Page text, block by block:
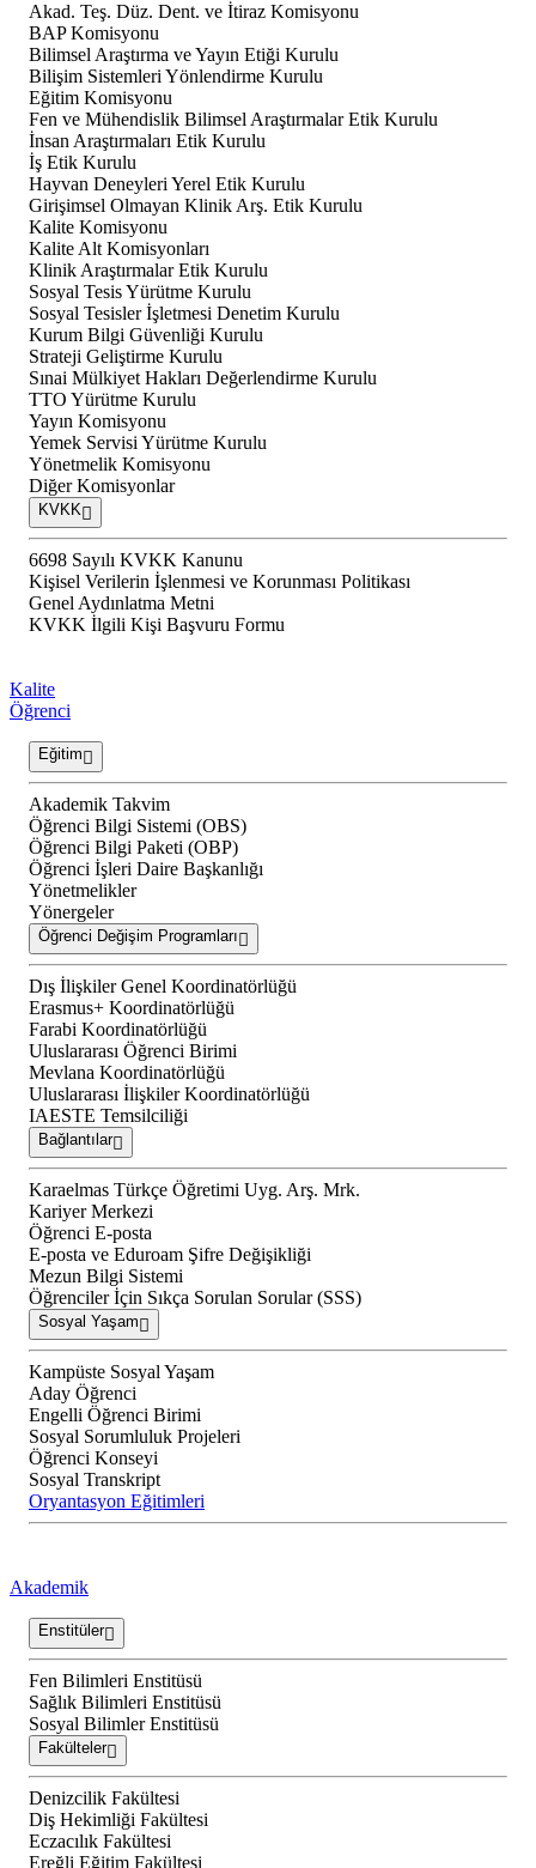
Akad. Teş. Düz. Dent. ve İtiraz Komisyonu
BAP Komisyonu
Bilimsel Araştırma ve Yayın Etiği Kurulu
Bilişim Sistemleri Yönlendirme Kurulu
Eğitim Komisyonu
Fen ve Mühendislik Bilimsel Araştırmalar Etik Kurulu
İnsan Araştırmaları Etik Kurulu
İş Etik Kurulu
Hayvan Deneyleri Yerel Etik Kurulu
Girişimsel Olmayan Klinik Arş. Etik Kurulu
Kalite Komisyonu
Kalite Alt Komisyonları
Klinik Araştırmalar Etik Kurulu
Sosyal Tesis Yürütme Kurulu
Sosyal Tesisler İşletmesi Denetim Kurulu
Kurum Bilgi Güvenliği Kurulu
Strateji Geliştirme Kurulu
Sınai Mülkiyet Hakları Değerlendirme Kurulu
TTO Yürütme Kurulu
Yayın Komisyonu
Yemek Servisi Yürütme Kurulu
Yönetmelik Komisyonu
Diğer Komisyonlar
KVKK
6698 Sayılı KVKK Kanunu
Kişisel Verilerin İşlenmesi ve Korunması Politikası
Genel Aydınlatma Metni
KVKK İlgili Kişi Başvuru Formu
Kalite
Öğrenci
Eğitim
Akademik Takvim
Öğrenci Bilgi Sistemi (OBS)
Öğrenci Bilgi Paketi (OBP)
Öğrenci İşleri Daire Başkanlığı
Yönetmelikler
Yönergeler
Öğrenci Değişim Programları
Dış İlişkiler Genel Koordinatörlüğü
Erasmus+ Koordinatörlüğü
Farabi Koordinatörlüğü
Uluslararası Öğrenci Birimi
Mevlana Koordinatörlüğü
Uluslararası İlişkiler Koordinatörlüğü
IAESTE Temsilciliği
Bağlantılar
Karaelmas Türkçe Öğretimi Uyg. Arş. Mrk.
Kariyer Merkezi
Öğrenci E-posta
E-posta ve Eduroam Şifre Değişikliği
Mezun Bilgi Sistemi
Öğrenciler İçin Sıkça Sorulan Sorular (SSS)
Sosyal Yaşam
Kampüste Sosyal Yaşam
Aday Öğrenci
Engelli Öğrenci Birimi
Sosyal Sorumluluk Projeleri
Öğrenci Konseyi
Sosyal Transkript
Oryantasyon Eğitimleri
Akademik
Enstitüler
Fen Bilimleri Enstitüsü
Sağlık Bilimleri Enstitüsü
Sosyal Bilimler Enstitüsü
Fakülteler
Denizcilik Fakültesi
Diş Hekimliği Fakültesi
Eczacılık Fakültesi
Ereğli Eğitim Fakültesi